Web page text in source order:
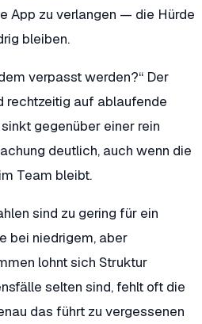
App zu verlangen — die Hürde
bleiben.
verpasst werden?“ Der
rechtzeitig auf ablaufende
gegenüber einer rein
deutlich, auch wenn die
Team bleibt.
sind zu gering für ein
bei niedrigem, aber
lohnt sich Struktur
selten sind, fehlt oft die
das führt zu vergessenen